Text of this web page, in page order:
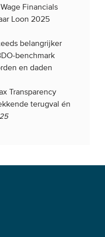
Financials
Loon 2025
belangrijker
benchmark
en daden
Transparency
terugval én